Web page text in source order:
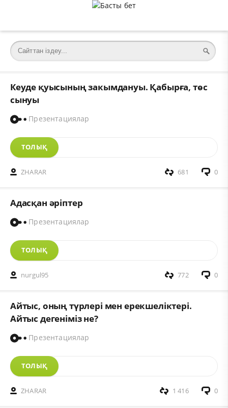
Кеуде қуысының закымдануы. Қабырға, төс
сынуы
Презентациялар
ТОЛЫҚ
ZHARAR 0
681
Адасқан әріптер
Презентациялар
ТОЛЫҚ
nurgul95 0
772
Айтыс, оның түрлері мен ерекшеліктері.
Айтыс дегеніміз не?
Презентациялар
ТОЛЫҚ
ZHARAR 0
1 416